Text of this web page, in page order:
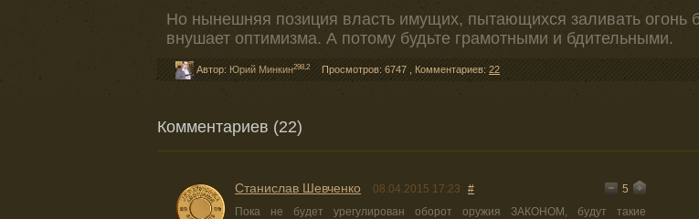
Но нынешняя позиция власть имущих, пытающихся заливать огонь
внушает оптимизма. А потому будьте грамотными и бдительными.
Автор: Юрий Минкин298,2 Просмотров: 6747 Комментариев: 22
Комментариев (22)
Cтанислав Шевченко 08.04.2015 17:23 #
5
Пока не будет урегулирован оборот оружия ЗАКОНОМ, будут такие